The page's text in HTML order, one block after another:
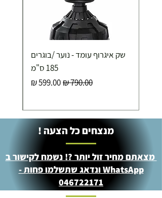
שק איגרוף עומד - נוער /בוגרים
185 ס"מ
מחיר רגילמחיר מבצע
מנצחים כל הצעה !
מצאתם מחיר זול יותר ?! נשמח לקישור ב
WhatsApp ונדאג שתשלמו פחות -
046722171